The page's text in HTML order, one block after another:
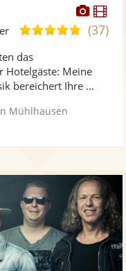
4,9
Sternen
(37)
das
Hotelgäste: Meine
bereichert Ihre ...
Mühlhausen